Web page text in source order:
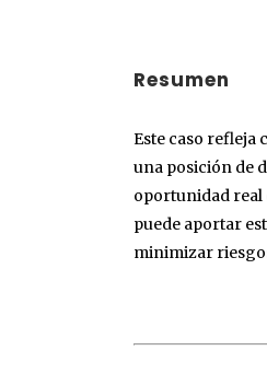
Resumen
Este caso refleja
una posición de
oportunidad real
puede aportar
minimizar